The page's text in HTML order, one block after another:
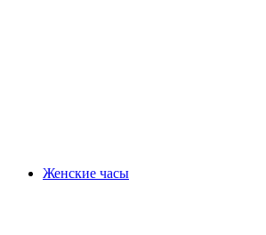
Женские часы